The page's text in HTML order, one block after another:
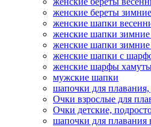
женские береты зимние
женские шапки
женские шапки зимние
женские шапки
женские шапки с
женские шарфы
мужские шапки
шапочки для
Очки взрослые для
Очки детские,
шапочки для плавания